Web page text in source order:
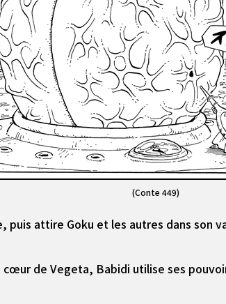
(Conte 449)
puis attire Goku et les autres dans son
de Vegeta, Babidi utilise ses